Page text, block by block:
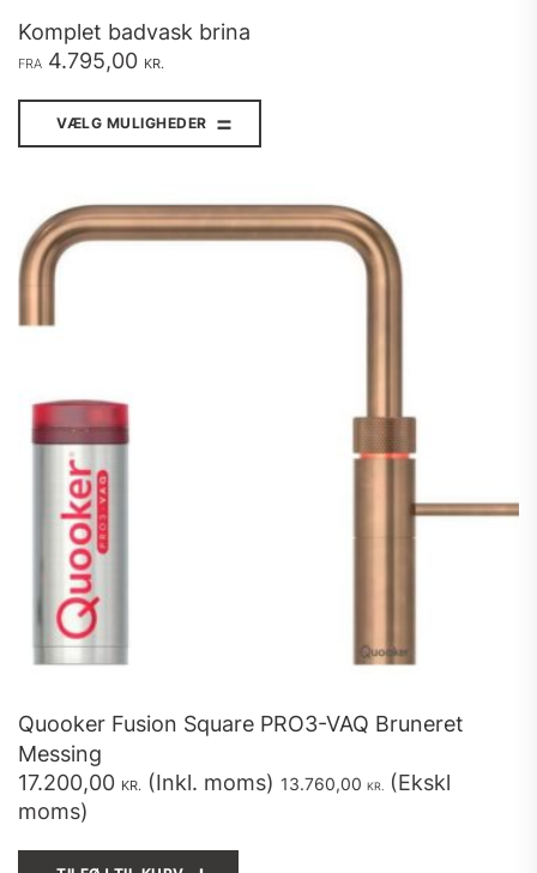
Komplet badvask brina
FRA 4.795,00 KR.
VÆLG MULIGHEDER
Mulighederne
kan
Quooker Fusion Square PRO3-VAQ Bruneret
Messing
17.200,00 KR. (Inkl. moms) 13.760,00 KR.
(Ekskl
moms)